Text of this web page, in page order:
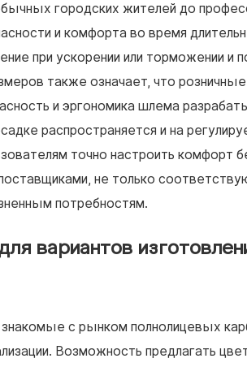
городских жителей до
и комфорта во время
при ускорении или торможении и
также означает, что
и эргономика шлема
распространяется и на
точно настроить комфорт
не только
потребностям.
вариантов
с рынком полнолицевых
Возможность предлагать